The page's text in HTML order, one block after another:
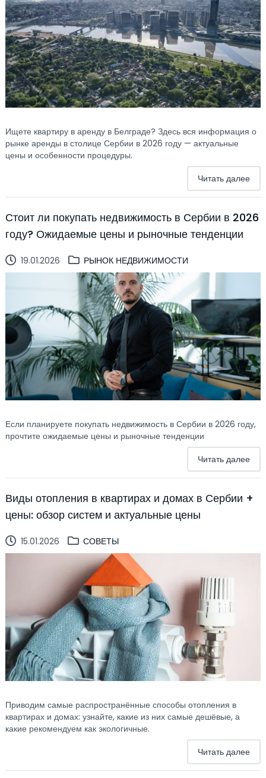
Ищете квартиру в аренду в Белграде? Здесь вся информация о
рынке аренды в столице Сербии в 2026 году — актуальные
цены и особенности процедуры.
Читать далее
Стоит ли покупать недвижимость в Сербии в 2026
году? Ожидаемые цены и рыночные тенденции
19.01.2026 РЫНОК НЕДВИЖИМОСТИ
Если планируете покупать недвижимость в Сербии в 2026 году,
прочтите ожидаемые цены и рыночные тенденции
Читать далее
Виды отопления в квартирах и домах в Сербии +
цены: обзор систем и актуальные цены
15.01.2026 СОВЕТЫ
Приводим самые распространённые способы отопления в
квартирах и домах: узнайте, какие из них самые дешёвые, а
какие рекомендуем как экологичные.
Читать далее